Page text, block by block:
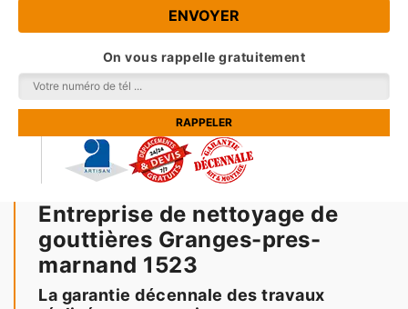
On vous rappelle gratuitement
Entreprise de nettoyage de
gouttières Granges-pres-
marnand 1523
La garantie décennale des travaux